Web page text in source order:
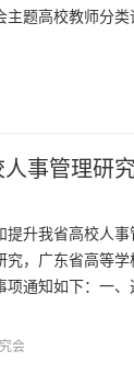
主题高校教师分
事管理研
提升我省高校人
究，广东省高等
项通知如下：一
会